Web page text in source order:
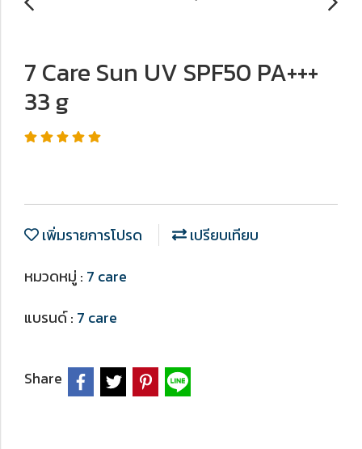
7 Care Sun UV SPF50 PA+++
33 g
เพิ่มรายการโปรด
เปรียบเทียบ
หมวดหมู่ : 7 care
แบรนด์ : 7 care
Share